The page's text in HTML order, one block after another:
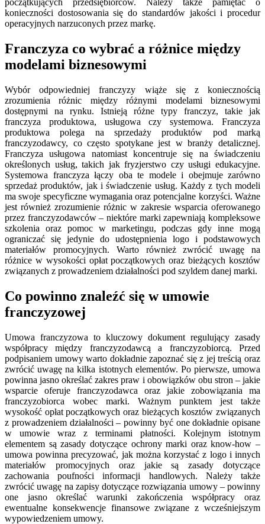
konieczności dostosowania się do standardów jakości i procedur
operacyjnych narzuconych przez markę.
Franczyza co wybrać a różnice między
modelami biznesowymi
Wybór odpowiedniej franczyzy wiąże się z koniecznością
zrozumienia różnic między różnymi modelami biznesowymi
dostępnymi na rynku. Istnieją różne typy franczyz, takie jak
franczyza produktowa, usługowa czy systemowa. Franczyza
produktowa polega na sprzedaży produktów pod marką
franczyzodawcy, co często spotykane jest w branży detalicznej.
Franczyza usługowa natomiast koncentruje się na świadczeniu
określonych usług, takich jak fryzjerstwo czy usługi edukacyjne.
Systemowa franczyza łączy oba te modele i obejmuje zarówno
sprzedaż produktów, jak i świadczenie usług. Każdy z tych modeli
ma swoje specyficzne wymagania oraz potencjalne korzyści. Ważne
jest również zrozumienie różnic w zakresie wsparcia oferowanego
przez franczyzodawców – niektóre marki zapewniają kompleksowe
szkolenia oraz pomoc w marketingu, podczas gdy inne mogą
ograniczać się jedynie do udostępnienia logo i podstawowych
materiałów promocyjnych. Warto również zwrócić uwagę na
różnice w wysokości opłat początkowych oraz bieżących kosztów
związanych z prowadzeniem działalności pod szyldem danej marki.
Co powinno znaleźć się w umowie
franczyzowej
Umowa franczyzowa to kluczowy dokument regulujący zasady
współpracy między franczyzodawcą a franczyzobiorcą. Przed
podpisaniem umowy warto dokładnie zapoznać się z jej treścią oraz
zwrócić uwagę na kilka istotnych elementów. Po pierwsze, umowa
powinna jasno określać zakres praw i obowiązków obu stron – jakie
wsparcie oferuje franczyzodawca oraz jakie zobowiązania ma
franczyzobiorca wobec marki. Ważnym punktem jest także
wysokość opłat początkowych oraz bieżących kosztów związanych
z prowadzeniem działalności – powinny być one dokładnie opisane
w umowie wraz z terminami płatności. Kolejnym istotnym
elementem są zasady dotyczące ochrony marki oraz know-how –
umowa powinna precyzować, jak można korzystać z logo i innych
materiałów promocyjnych oraz jakie są zasady dotyczące
zachowania poufności informacji handlowych. Należy także
zwrócić uwagę na zapisy dotyczące rozwiązania umowy – powinny
one jasno określać warunki zakończenia współpracy oraz
ewentualne konsekwencje finansowe związane z wcześniejszym
wypowiedzeniem umowy.